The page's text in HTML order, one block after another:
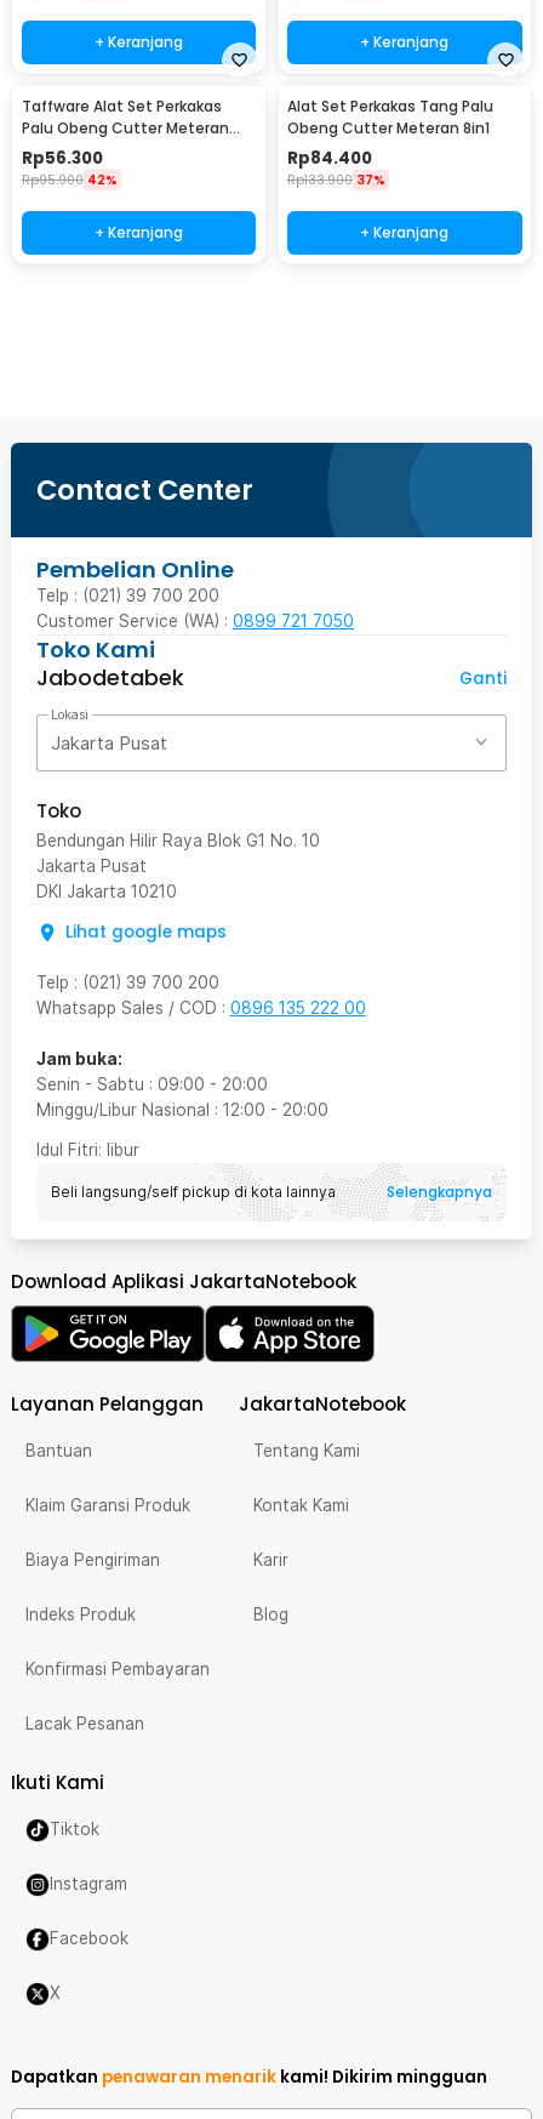
+ Keranjang + Keranjang
Taffware Alat Set Perkakas
Palu Obeng Cutter Meteran
8in1
Rp56.300
Rp95.900 42%
+ Keranjang
Alat Set Perkakas Tang Palu
Obeng Cutter Meteran 8in1
Rp84.400
Rp133.900 37%
+ Keranjang
Contact Center
Pembelian Online
Telp : (021) 39 700 200
Customer Service (WA) : 0899 721 7050
Toko Kami
Jabodetabek
Ganti
Lokasi
Jakarta Pusat
Toko
Bendungan Hilir Raya Blok G1 No. 10
Jakarta Pusat
DKI Jakarta 10210
Lihat google maps
Telp : (021) 39 700 200
Whatsapp Sales / COD : 0896 135 222 00
Jam buka:
Senin - Sabtu : 09:00 - 20:00
Minggu/Libur Nasional : 12:00 - 20:00
Idul Fitri: libur
Beli langsung/self pickup di kota lainnya Selengkapnya
Download Aplikasi JakartaNotebook
Layanan Pelanggan
Bantuan
Klaim Garansi Produk
Biaya Pengiriman
Indeks Produk
Konfirmasi Pembayaran
Lacak Pesanan
JakartaNotebook
Tentang Kami
Kontak Kami
Karir
Blog
Ikuti Kami
Tiktok
Instagram
Facebook
X
Dapatkan penawaran menarik kami! Dikirim mingguan